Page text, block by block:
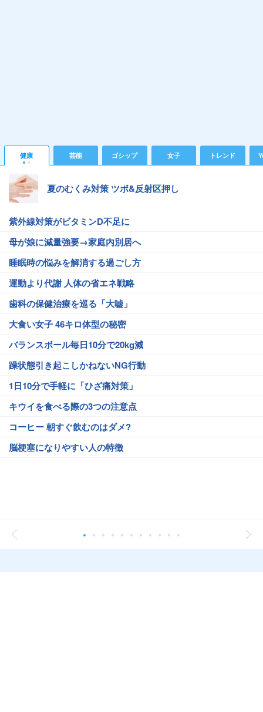
健康 芸能 ゴシップ 女子 トレンド
夏のむくみ対策 ツボ&反射区押し
紫外線対策がビタミンD不足に
母が娘に減量強要→家庭内別居へ
睡眠時の悩みを解消する過ごし方
運動より代謝 人体の省エネ戦略
歯科の保健治療を巡る「大嘘」
大食い女子 46キロ体型の秘密
バランスボール毎日10分で20kg減
躁状態引き起こしかねないNG行動
1日10分で手軽に「ひざ痛対策」
キウイを食べる際の3つの注意点
コーヒー 朝すぐ飲むのはダメ?
脳梗塞になりやすい人の特徴